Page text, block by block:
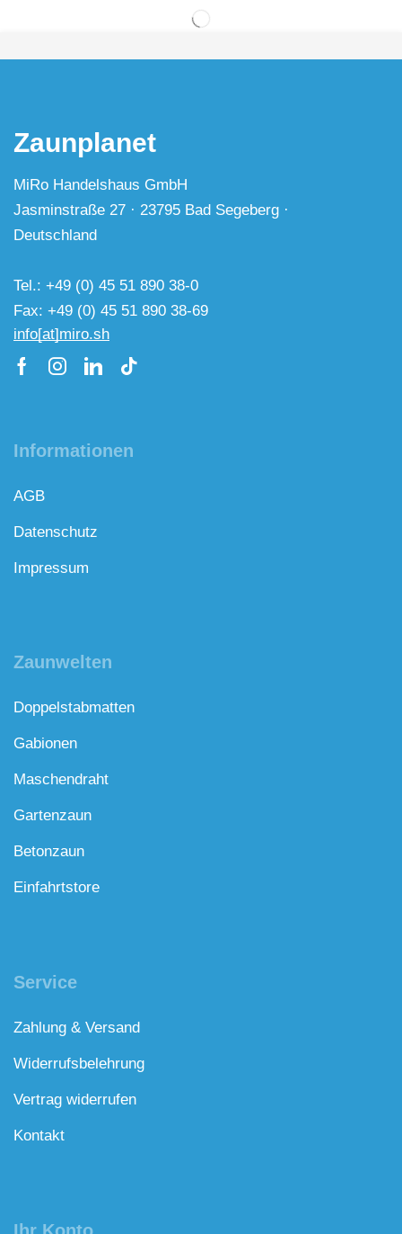
Zaunplanet
MiRo Handelshaus GmbH
Jasminstraße 27 · 23795 Bad Segeberg ·
Deutschland
Tel.: +49 (0) 45 51 890 38-0
Fax: +49 (0) 45 51 890 38-69
info[at]miro.sh
Informationen
AGB
Datenschutz
Impressum
Zaunwelten
Doppelstabmatten
Gabionen
Maschendraht
Gartenzaun
Betonzaun
Einfahrtstore
Service
Zahlung & Versand
Widerrufsbelehrung
Vertrag widerrufen
Kontakt